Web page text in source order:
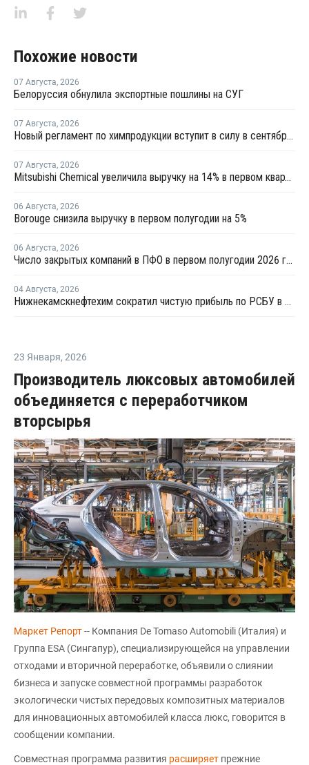
Похожие новости
07 Августа, 2026
Белоруссия обнулила экспортные пошлины на СУГ
07 Августа, 2026
Новый регламент по химпродукции вступит в силу в сентябре 2027 года
07 Августа, 2026
Mitsubishi Chemical увеличила выручку на 14% в первом квартале японского финансового года
06 Августа, 2026
Borouge снизила выручку в первом полугодии на 5%
06 Августа, 2026
Число закрытых компаний в ПФО в первом полугодии 2026 года вдвое превысило число новых
04 Августа, 2026
Нижнекамскнефтехим сократил чистую прибыль по РСБУ в 15 раз в первом полугодии
23 Января, 2026
Производитель люксовых автомобилей
объединяется с переработчиком
вторсырья
Маркет Репорт-- Компания De Tomaso Automobili (Италия) и
Группа ESA (Сингапур), специализирующейся на управлении
отходами и вторичной переработке, объявили о слиянии
бизнеса и запуске совместной программы разработок
экологически чистых передовых композитных материалов
для инновационных автомобилей класса люкс, говорится в
сообщении компании.
Совместная программа развития расширяет прежние